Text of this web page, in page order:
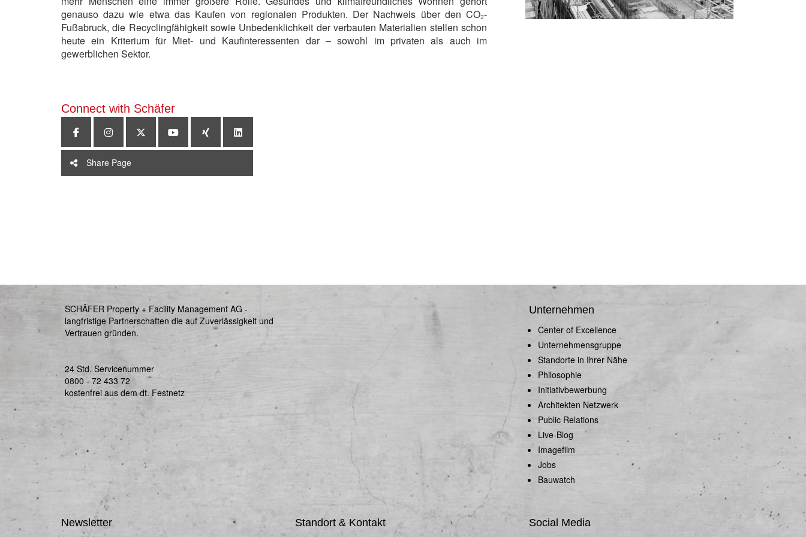
genauso dazu wie etwa das Kaufen von regionalen Produkten. Der Nachweis über den CO₂-
Fußabruck, die Recyclingfähigkeit sowie Unbedenklichkeit der verbauten Materialien stellen schon
heute ein Kriterium für Miet- und Kaufinteressenten dar – sowohl im privaten als auch im
gewerblichen Sektor.
Connect with Schäfer
Share Page
SCHÄFER Property + Facility Management AG -
langfristige Partnerschaften die auf Zuverlässigkeit und
Vertrauen gründen.
24 Std. Servicenummer
0800 - 72 433 72
kostenfrei aus dem dt. Festnetz
Unternehmen
Center of Excellence
Unternehmensgruppe
Standorte in Ihrer Nähe
Philosophie
Initiativbewerbung
Architekten Netzwerk
Public Relations
Live-Blog
Imagefilm
Jobs
Bauwatch
Newsletter
Standort & Kontakt
Social Media